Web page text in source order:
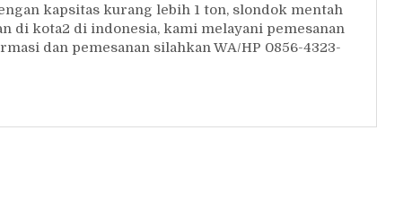
kapsitas kurang lebih 1 ton, slondok mentah
di kota2 di indonesia, kami melayani pemesanan
dan pemesanan silahkan WA/HP 0856-4323-